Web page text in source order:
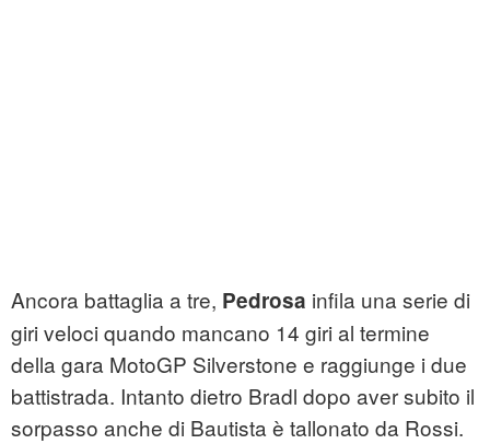
Ancora battaglia a tre, Pedrosa infila una serie di
giri veloci quando mancano 14 giri al termine
della gara MotoGP Silverstone e raggiunge i due
battistrada. Intanto dietro Bradl dopo aver subito il
sorpasso anche di Bautista è tallonato da Rossi.